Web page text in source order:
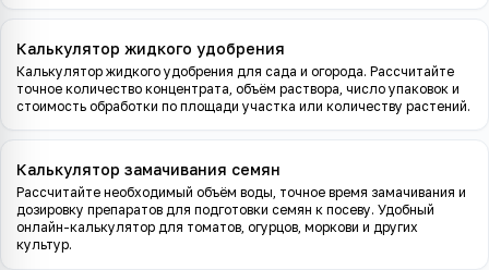
Калькулятор жидкого удобрения
Калькулятор жидкого удобрения для сада и огорода. Рассчитайте
точное количество концентрата, объём раствора, число упаковок и
стоимость обработки по площади участка или количеству растений.
Калькулятор замачивания семян
Рассчитайте необходимый объём воды, точное время замачивания и
дозировку препаратов для подготовки семян к посеву. Удобный
онлайн-калькулятор для томатов, огурцов, моркови и других
культур.